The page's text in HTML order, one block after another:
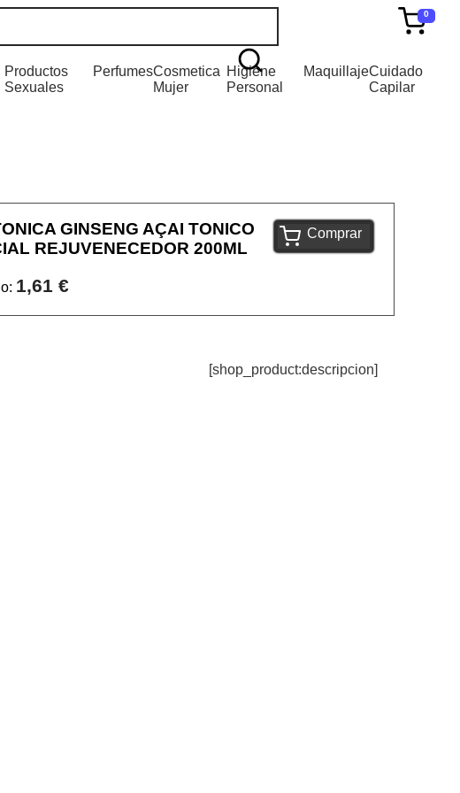
0
Productos
Sexuales
PerfumesCosmetica
Mujer
Higiene
Personal
MaquillajeCuidado
Capilar
GINSENG AÇAI TONICO
REJUVENECEDOR 200ML
1,61 €
Comprar
[shop_product:descripcion]